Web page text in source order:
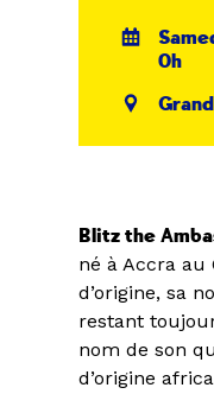
0h
Blitz the
né à Accra au
d’origine, sa
restant
nom de son
d’origine